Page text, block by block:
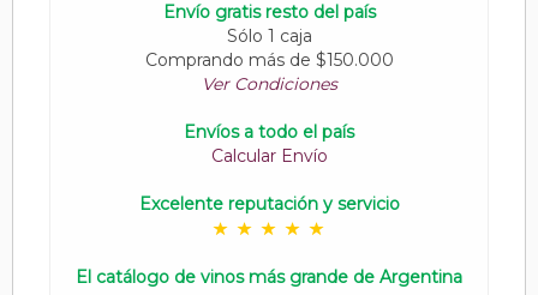
Envío gratis resto del país
Sólo 1 caja
Comprando más de $150.000
Ver Condiciones
Envíos a todo el país
Calcular Envío
Excelente reputación y servicio
El catálogo de vinos más grande de Argentina